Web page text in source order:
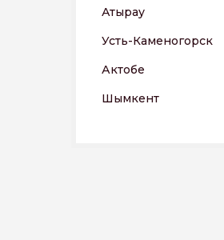
Атырау
Усть-Каменогорск
Актобе
Шымкент